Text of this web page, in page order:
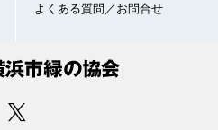
よくある質問／お問合せ